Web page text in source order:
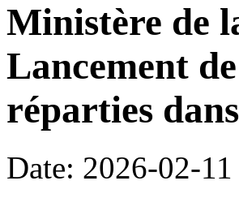
Ministère de
Lancement
réparties
Date: 2026-02-11